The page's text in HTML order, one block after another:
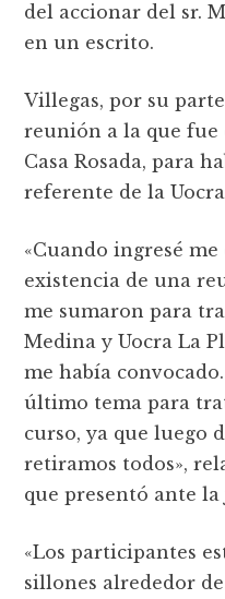
del accionar del sr.
en un escrito.
Villegas, por su
reunión a la que fue
Casa Rosada, para
referente de la
«Cuando ingresé
existencia de una
me sumaron para
Medina y Uocra La
me había
último tema para
curso, ya que luego
retiramos todos»,
que presentó ante
«Los participantes
sillones alrededor